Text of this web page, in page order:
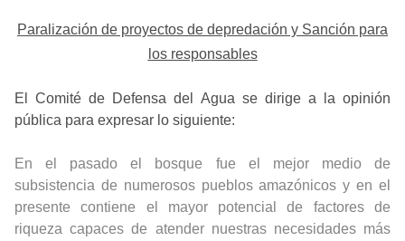
Paralización de proyectos de depredación y Sanción para
los responsables
El Comité de Defensa del Agua se dirige a la opinión
pública para expresar lo siguiente:
En el pasado el bosque fue el mejor medio de
subsistencia de numerosos pueblos amazónicos y en el
presente contiene el mayor potencial de factores de
riqueza capaces de atender nuestras necesidades más